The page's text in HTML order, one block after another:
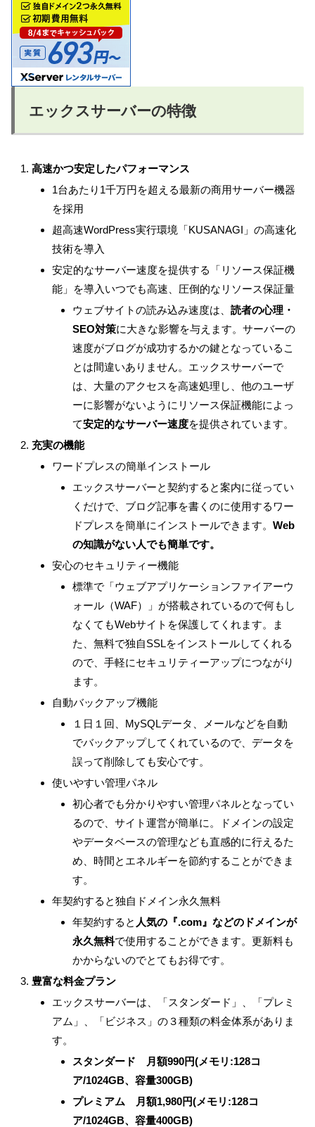
エックスサーバーの特徴
高速かつ安定したパフォーマンス
1台あたり1千万円を超える最新の商用サーバー機器
を採用
超高速WordPress実行環境「KUSANAGI」の高速化
技術を導入
安定的なサーバー速度を提供する「リソース保証機
能」を導入いつでも高速、圧倒的なリソース保証量
ウェブサイトの読み込み速度は、 読者の心理・
SEO対策に大きな影響を与えます。サーバーの
速度がブログが成功するかの鍵となっているこ
とは間違いありません。エックスサーバーで
は、大量のアクセスを高速処理し、他のユーザ
ーに影響がないようにリソース保証機能によっ
て安定的なサーバー速度を提供されています。
充実の機能
ワードプレスの簡単インストール
エックスサーバーと契約すると案内に従ってい
くだけで、ブログ記事を書くのに使用するワー
ドプレスを簡単にインストールできます。 Web
の知識がない人でも簡単です。
安心のセキュリティー機能
標準で「ウェブアプリケーションファイアーウ
ォール（WAF）」が搭載されているので何もし
なくてもWebサイトを保護してくれます。ま
た、無料で独自SSLをインストールしてくれる
ので、手軽にセキュリティーアップにつながり
ます。
自動バックアップ機能
１日１回、MySQLデータ、メールなどを自動
でバックアップしてくれているので、データを
誤って削除しても安心です。
使いやすい管理パネル
初心者でも分かりやすい管理パネルとなってい
るので、サイト運営が簡単に。ドメインの設定
やデータベースの管理なども直感的に行えるた
め、時間とエネルギーを節約することができま
す。
年契約すると独自ドメイン永久無料
年契約すると 人気の『.com』などのドメインが
永久無料で使用することができます。更新料も
かからないのでとてもお得です。
豊富な料金プラン
エックスサーバーは、「スタンダード」、「プレミ
アム」、「ビジネス」の３種類の料金体系がありま
す。
スタンダード 月額990円(メモリ:128コ
ア/1024GB、容量300GB)
プレミアム 月額1,980円(メモリ:128コ
ア/1024GB、容量400GB)